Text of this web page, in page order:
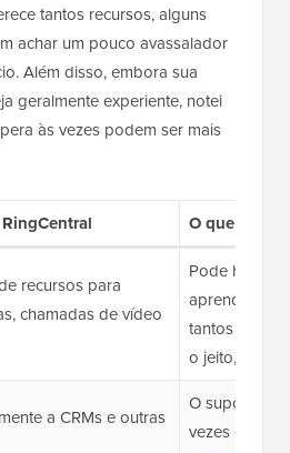
tantos recursos, alguns
achar um pouco avassalador
Além disso, embora sua
geralmente experiente, notei
às vezes podem ser mais
O que eu
recursos para
chamadas de vídeo
Pode haver
aprendizado
tantos
o jeito, ele é
a CRMs e outras
O suporte ao
vezes em